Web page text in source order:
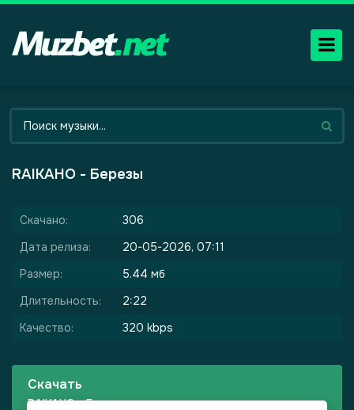
RAIKAHO - Березы
Скачано:
306
Дата релиза:
20-05-2026, 07:11
Размер:
5.44 мб
Длительность:
2:22
Качество:
320 kbps
Скачать
RAIKAHO - Березы